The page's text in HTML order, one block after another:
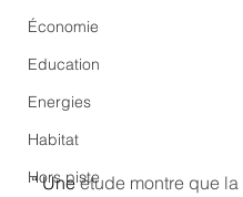
Économie
Education
Energies
Habitat
Hors piste
“ Une étude montre que